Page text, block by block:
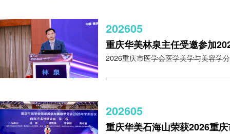
202605
重庆华美林泉主任受邀参加
2026重庆市医学会医学美学与美容学
202605
重庆华美石海山荣获2026重